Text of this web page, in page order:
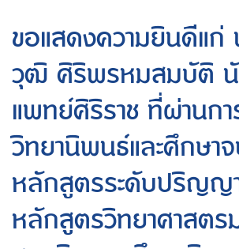
ขอแสดงความยินดีแก่
วุฒิ ศิริพรหมสมบัติ
แพทย์ศิริราช ที่ผ่านก
วิทยานิพนธ์และศึกษา
หลักสูตรระดับปริญญ
หลักสูตรวิทยาศาสต